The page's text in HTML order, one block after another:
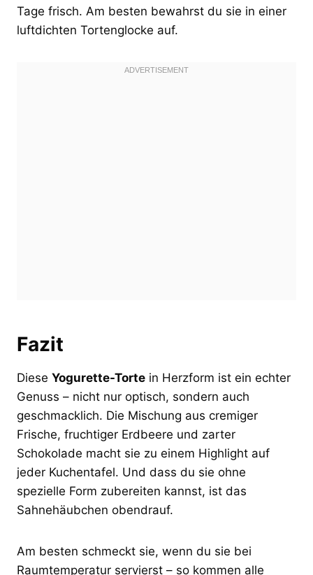
Tage frisch. Am besten bewahrst du sie in einer
luftdichten Tortenglocke auf.
Fazit
Diese Yogurette-Torte in Herzform ist ein echter
Genuss – nicht nur optisch, sondern auch
geschmacklich. Die Mischung aus cremiger
Frische, fruchtiger Erdbeere und zarter
Schokolade macht sie zu einem Highlight auf
jeder Kuchentafel. Und dass du sie ohne
spezielle Form zubereiten kannst, ist das
Sahnehäubchen obendrauf.
Am besten schmeckt sie, wenn du sie bei
Raumtemperatur servierst – so kommen alle